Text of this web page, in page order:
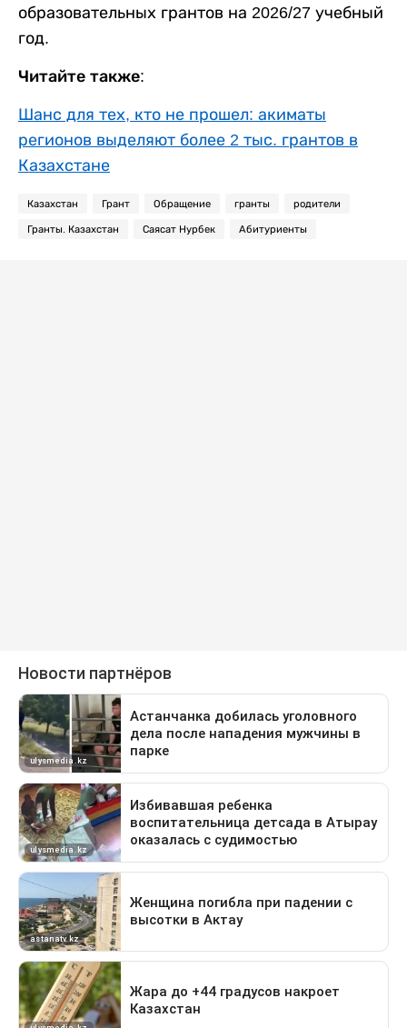
образовательных грантов на 2026/27 учебный
год.
Читайте также:
Шанс для тех, кто не прошел: акиматы
регионов выделяют более 2 тыс. грантов в
Казахстане
Казахстан Грант Обращение гранты родители
Гранты. Казахстан Саясат Нурбек Абитуриенты